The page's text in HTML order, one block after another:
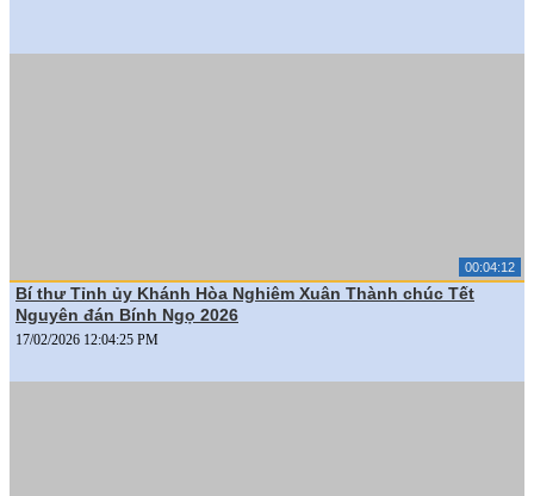
00:04:12
Bí thư Tỉnh ủy Khánh Hòa Nghiêm Xuân Thành chúc Tết
Nguyên đán Bính Ngọ 2026
17/02/2026 12:04:25 PM